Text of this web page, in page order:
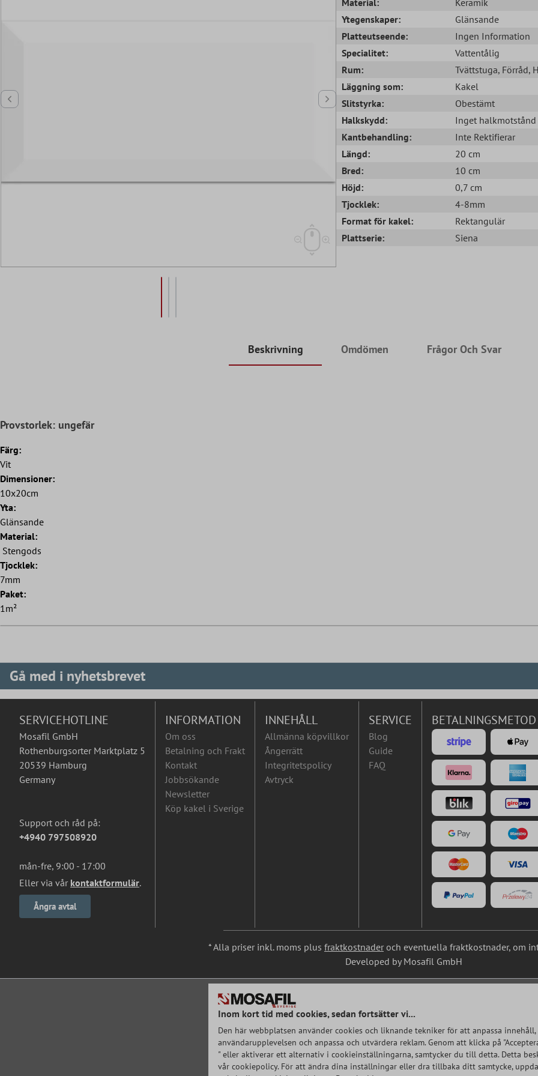
Ytegenskaper:
Glänsande
Platteutseende:
Ingen Information
Specialitet:
Vattentålig
Rum:
Tvättstuga, Förråd,
Läggning som:
Kakel
Slitstyrka:
Obestämt
Halkskydd:
Inget halkmotstånd
Kantbehandling:
Inte Rektifierar
Längd:
20 cm
Bred:
10 cm
Höjd:
0,7 cm
Tjocklek:
4-8mm
Format för kakel:
Rektangulär
Plattserie:
Siena
Beskrivning Omdömen Frågor Och Svar
Provstorlek: ungefär
Färg:
Vit
Dimensioner:
10x20cm
Yta:
Glänsande
Material:
Stengods
Tjocklek:
7mm
Paket:
1m²
Gå med i nyhetsbrevet
SERVICEHOTLINE
Mosafil GmbH
Rothenburgsorter Marktplatz 5
20539 Hamburg
Germany
Support och råd på:
+4940 797508920
mån-fre, 9:00 - 17:00
Eller via vår kontaktformulär.
Ångra avtal
INFORMATION
Om oss
Betalning och Frakt
Kontakt
Jobbsökande
Newsletter
Köp kakel i Sverige
INNEHÅLL
Allmänna köpvillkor
Ångerrätt
Integritetspolicy
Avtryck
SERVICE
Blog
Guide
FAQ
BETALNINGSMETOD
* Alla priser inkl. moms plus fraktkostnader och eventuella fraktkostnader, om
Developed by Mosafil GmbH
Inom kort tid med cookies, sedan fortsätter vi...
Den här webbplatsen använder cookies och liknande tekniker för att anpassa
användarupplevelsen och anpassa och utvärdera reklam. Genom att klicka på
" eller aktiverar ett alternativ i cookieinställningarna, samtycker du till detta. Detta
vår cookiepolicy. För att ändra dina inställningar eller dra tillbaka ditt samtycke,